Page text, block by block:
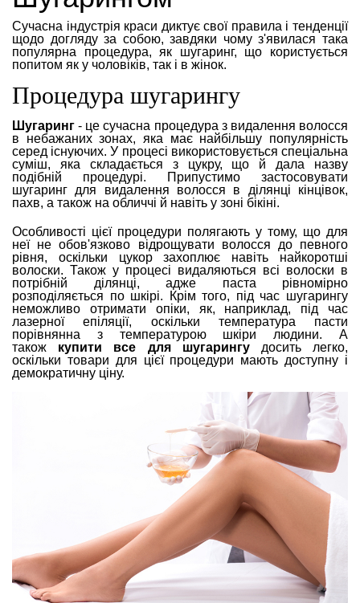
Сучасна індустрія краси диктує свої правила і тенденції
щодо догляду за собою, завдяки чому з'явилася така
популярна процедура, як шугаринг, що користується
попитом як у чоловіків, так і в жінок.
Процедура шугарингу
Шугаринг- це сучасна процедура з видалення волосся
в небажаних зонах, яка має найбільшу популярність
серед існуючих. У процесі використовується спеціальна
суміш, яка складається з цукру, що й дала назву
подібній процедурі. Припустимо застосовувати
шугаринг для видалення волосся в ділянці кінцівок,
пахв, а також на обличчі й навіть у зоні бікіні.
Особливості цієї процедури полягають у тому, що для
неї не обов'язково відрощувати волосся до певного
рівня, оскільки цукор захоплює навіть найкоротші
волоски. Також у процесі видаляються всі волоски в
потрібній ділянці, адже паста рівномірно
розподіляється по шкірі. Крім того, під час шугарингу
неможливо отримати опіки, як, наприклад, під час
лазерної епіляції, оскільки температура пасти
порівнянна з температурою шкіри людини. А
також купити все для шугарингудосить легко,
оскільки товари для цієї процедури мають доступну і
демократичну ціну.